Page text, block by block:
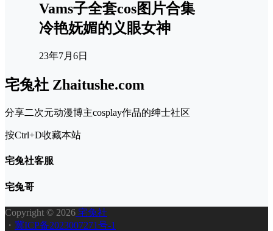
Vams子全套cos图片合集
冷艳妩媚的义眼女神
23年7月6日
宅兔社 Zhaitushe.com
分享二次元动漫博主cosplay作品的绅士社区
按Ctrl+D收藏本站
宅兔社客服
宅兔哥
Copyright © 2026 宅兔社
・ 冀ICP备2023007271号-1